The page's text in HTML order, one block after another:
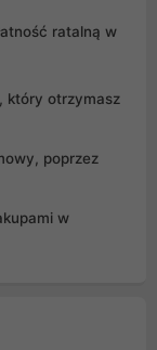
ratalną w
który otrzymasz
poprzez
w